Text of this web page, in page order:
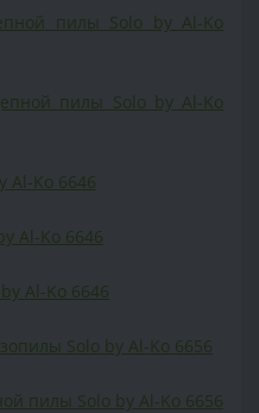
пилы Solo by Al-Ko
пилы Solo by Al-Ko
Al-Ko 6646
Al-Ko 6646
Al-Ko 6646
Solo by Al-Ko 6656
пилы Solo by Al-Ko 6656